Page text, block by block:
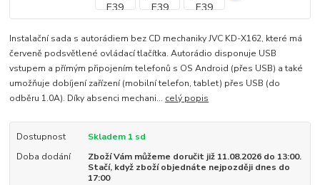
Instalační sada s autorádiem bez CD mechaniky JVC KD-X162, které má
červeně podsvětlené ovládací tlačítka. Autorádio disponuje USB
vstupem a přímým připojením telefonů s OS Android (přes USB) a také
umožňuje dobíjení zařízení (mobilní telefon, tablet) přes USB (do
odběru 1.0A). Díky absenci mechani... celý popis
Dostupnost
Skladem 1 sd
Doba dodání
Zboží Vám můžeme doručit již 11.08.2026 do 13:00.
Stačí, když zboží objednáte nejpozději dnes do
17:00